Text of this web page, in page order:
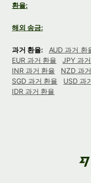
환율:
해외 송금:
과거 환율: AUD 과거 환
EUR 과거 환율
JPY 과
INR 과거 환율
NZD 과
SGD 과거 환율
USD 과
IDR 과거 환율